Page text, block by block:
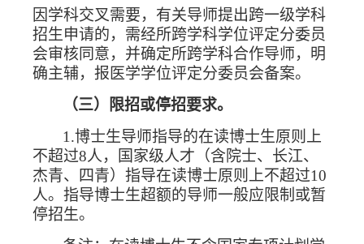
因学科交叉需要，有关导师提出跨一级学科
招生申请的，需经所跨学科学位评定分委员
会审核同意，并确定所跨学科合作导师，明
确主辅，报医学学位评定分委员会备案。
（三）限招或停招要求。
1.博士生导师指导的在读博士生原则上
不超过8人，国家级人才（含院士、长江、
杰青、四青）指导在读博士原则上不超过10
人。指导博士生超额的导师一般应限制或暂
停招生。